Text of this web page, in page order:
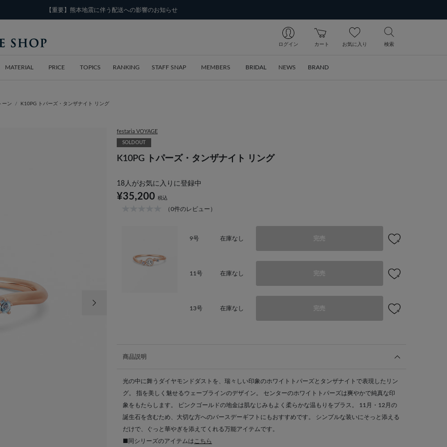
【重要】熊本地震に伴う配送への影響のお知らせ
ログイン カート お気に入り 検索
MATERIAL PRICE TOPICS RANKING STAFF SNAP MEMBERS BRIDAL NEWS BRAND
ーン K10PG トパーズ・タンザナイト リング
festaria VOYAGE
SOLDOUT
K10PG トパーズ・タンザナイト リング
18人がお気に入りに登録中
¥35,200 税込
（0件のレビュー）
9号 在庫なし 完売
11号 在庫なし 完売
13号 在庫なし 完売
商品説明
光の中に舞うダイヤモンドダストを、瑞々しい印象のホワイトトパーズとタンザナイトで表現したリン
グ。 指を美しく魅せるウェーブラインのデザイン。 センターのホワイトトパーズは爽やかで純真な印
象をもたらします。 ピンクゴールドの地金は肌なじみもよく柔らかな温もりをプラス。 11月・12月の
誕生石を含むため、大切な方へのバースデーギフトにもおすすめです。 シンプルな装いにそっと添える
だけで、ぐっと華やぎを添えてくれる万能アイテムです。
■同シリーズのアイテムは こちら